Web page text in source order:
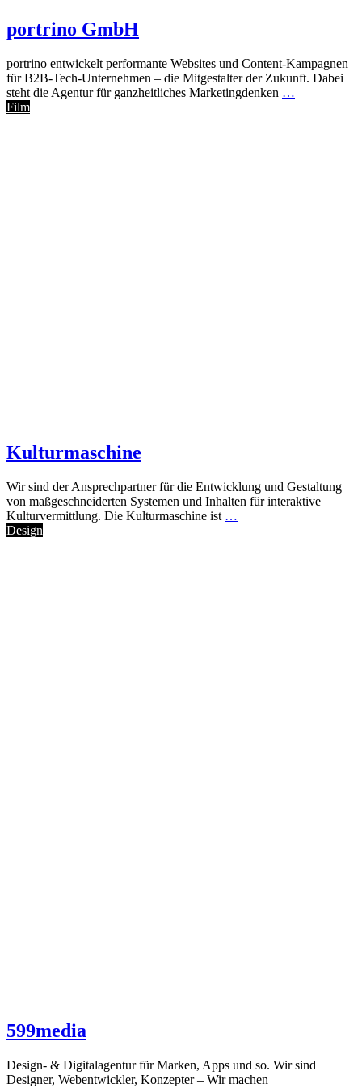
portrino GmbH
portrino entwickelt performante Websites und Content-Kampagnen
für B2B-Tech-Unternehmen – die Mitgestalter der Zukunft. Dabei
steht die Agentur für ganzheitliches Marketingdenken …
Film
Kulturmaschine
Wir sind der Ansprechpartner für die Entwicklung und Gestaltung
von maßgeschneiderten Systemen und Inhalten für interaktive
Kulturvermittlung. Die Kulturmaschine ist …
Design
599media
Design- & Digital­agentur für Marken, Apps und so. Wir sind
Designer, Webentwickler, Konzepter – Wir machen